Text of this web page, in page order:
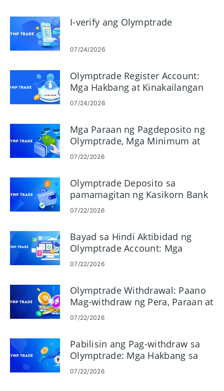
I-verify ang Olymptrade
07/24/2026
Olymptrade Register Account:
Mga Hakbang at Kinakailangan
07/24/2026
Mga Paraan ng Pagdeposito ng
Olymptrade, Mga Minimum at
Oras ng Pagproseso
07/22/2026
Olymptrade Deposito sa
pamamagitan ng Kasikorn Bank
at Bank Card
07/22/2026
Bayad sa Hindi Aktibidad ng
Olymptrade Account: Mga
Singilin, Kapag Nalalapat Ito
07/22/2026
Olymptrade Withdrawal: Paano
Mag-withdraw ng Pera, Paraan at
Pagproseso
07/22/2026
Pabilisin ang Pag-withdraw sa
Olymptrade: Mga Hakbang sa
Mas Mabilis na Mga Payout
07/22/2026